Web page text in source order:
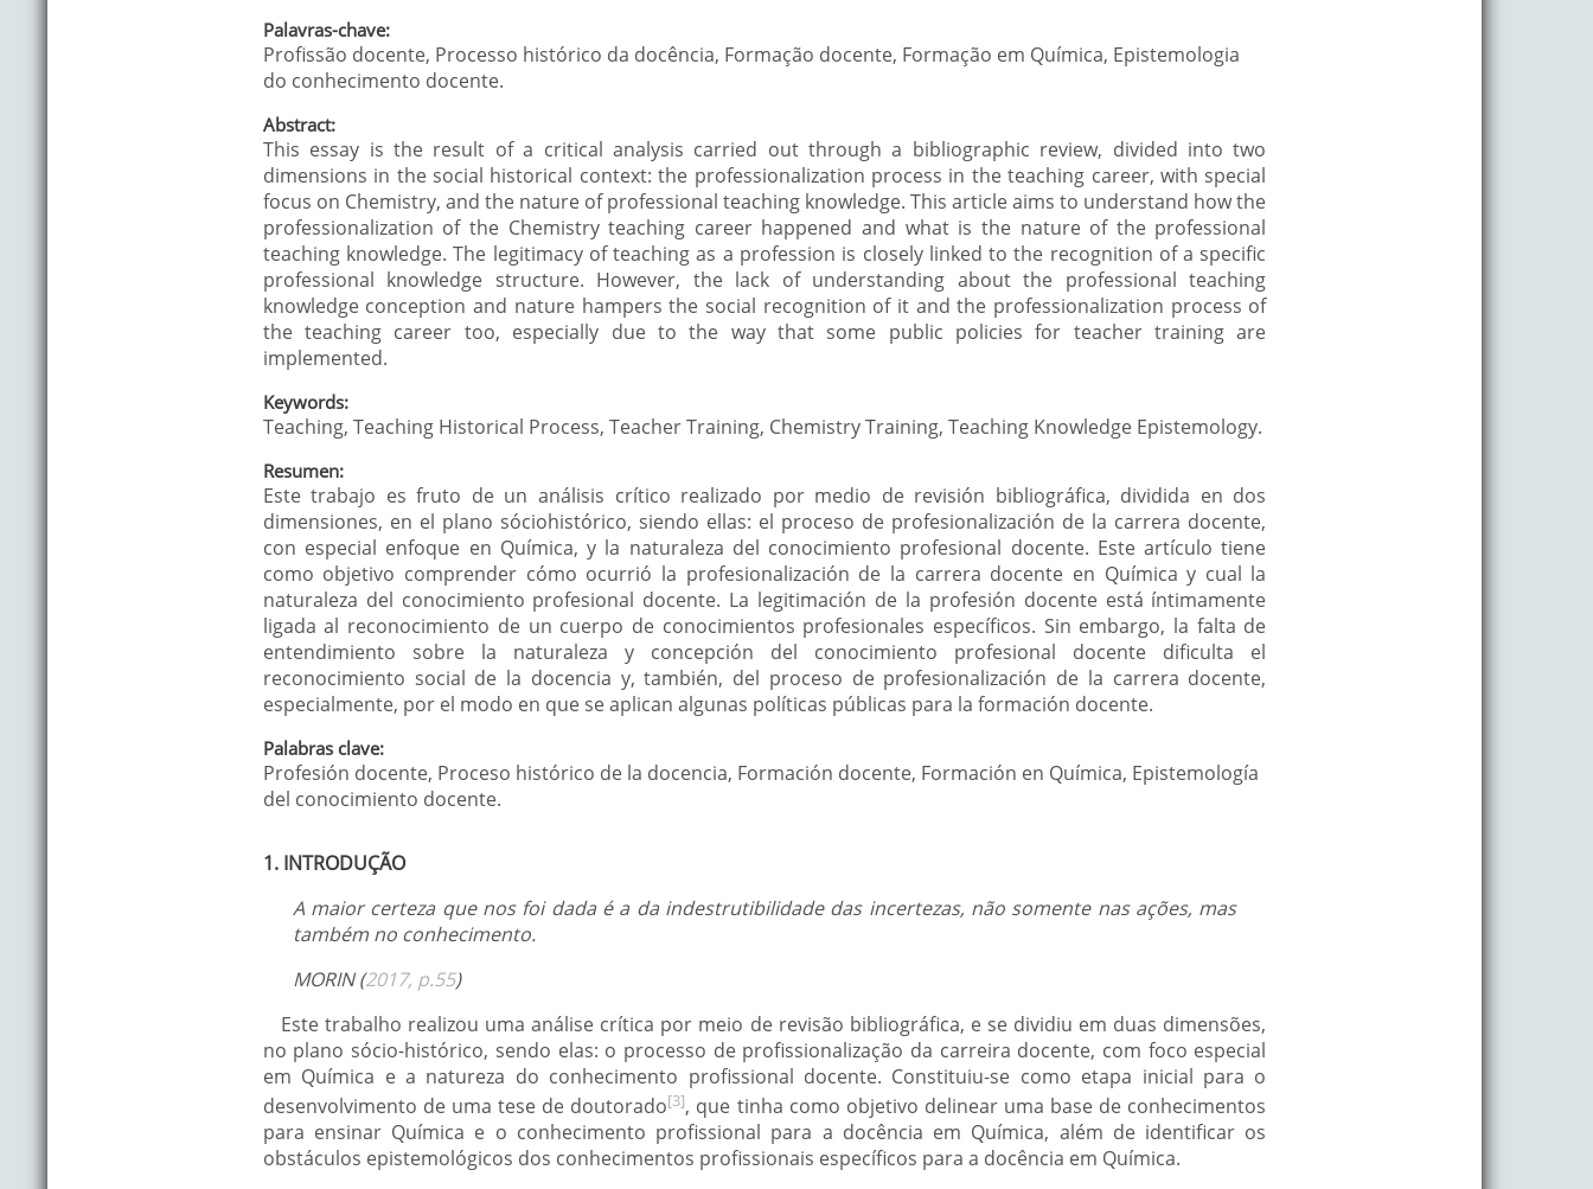
Palavras-chave:
Profissão docente, Processo histórico da docência, Formação docente, Formação em Química, Epistemologia
do conhecimento docente.
Abstract:
This essay is the result of a critical analysis carried out through a bibliographic review, divided into two
dimensions in the social historical context: the professionalization process in the teaching career, with special
focus on Chemistry, and the nature of professional teaching knowledge. This article aims to understand how the
professionalization of the Chemistry teaching career happened and what is the nature of the professional
teaching knowledge. The legitimacy of teaching as a profession is closely linked to the recognition of a specific
professional knowledge structure. However, the lack of understanding about the professional teaching
knowledge conception and nature hampers the social recognition of it and the professionalization process of
the teaching career too, especially due to the way that some public policies for teacher training are
implemented.
Keywords:
Teaching, Teaching Historical Process, Teacher Training, Chemistry Training, Teaching Knowledge Epistemology.
Resumen:
Este trabajo es fruto de un análisis crítico realizado por medio de revisión bibliográfica, dividida en dos
dimensiones, en el plano sóciohistórico, siendo ellas: el proceso de profesionalización de la carrera docente,
con especial enfoque en Química, y la naturaleza del conocimiento profesional docente. Este artículo tiene
como objetivo comprender cómo ocurrió la profesionalización de la carrera docente en Química y cual la
naturaleza del conocimiento profesional docente. La legitimación de la profesión docente está íntimamente
ligada al reconocimiento de un cuerpo de conocimientos profesionales específicos. Sin embargo, la falta de
entendimiento sobre la naturaleza y concepción del conocimiento profesional docente dificulta el
reconocimiento social de la docencia y, también, del proceso de profesionalización de la carrera docente,
especialmente, por el modo en que se aplican algunas políticas públicas para la formación docente.
Palabras clave:
Profesión docente, Proceso histórico de la docencia, Formación docente, Formación en Química, Epistemología
del conocimiento docente.
1. INTRODUÇÃO
A maior certeza que nos foi dada é a da indestrutibilidade das incertezas, não somente nas ações, mas
também no conhecimento.
MORIN (2017, p.55)
Este trabalho realizou uma análise crítica por meio de revisão bibliográfica, e se dividiu em duas dimensões,
no plano sócio-histórico, sendo elas: o processo de profissionalização da carreira docente, com foco especial
em Química e a natureza do conhecimento profissional docente. Constituiu-se como etapa inicial para o
desenvolvimento de uma tese de doutorado[3], que tinha como objetivo delinear uma base de conhecimentos
para ensinar Química e o conhecimento profissional para a docência em Química, além de identificar os
obstáculos epistemológicos dos conhecimentos profissionais específicos para a docência em Química.